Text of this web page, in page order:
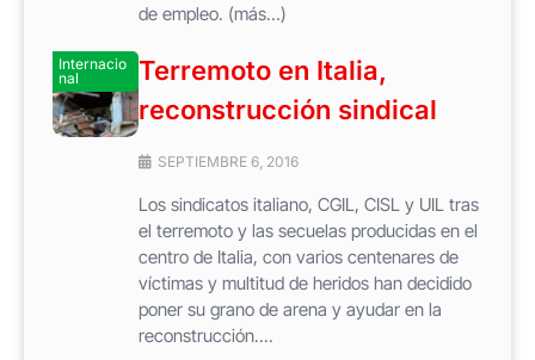
de empleo. (más…)
Internacio
nal
Terremoto en Italia,
reconstrucción sindical
SEPTIEMBRE 6, 2016
Los sindicatos italiano, CGIL, CISL y UIL tras
el terremoto y las secuelas producidas en el
centro de Italia, con varios centenares de
víctimas y multitud de heridos han decidido
poner su grano de arena y ayudar en la
reconstrucción....